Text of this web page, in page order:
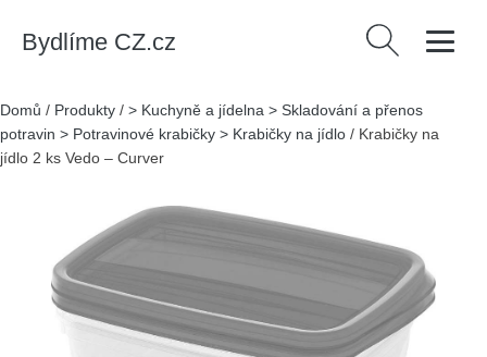
Bydlíme CZ.cz Vyhledávání
Domů / Produkty / > Kuchyně a jídelna > Skladování a přenos
potravin > Potravinové krabičky > Krabičky na jídlo / Krabičky na
jídlo 2 ks Vedo – Curver